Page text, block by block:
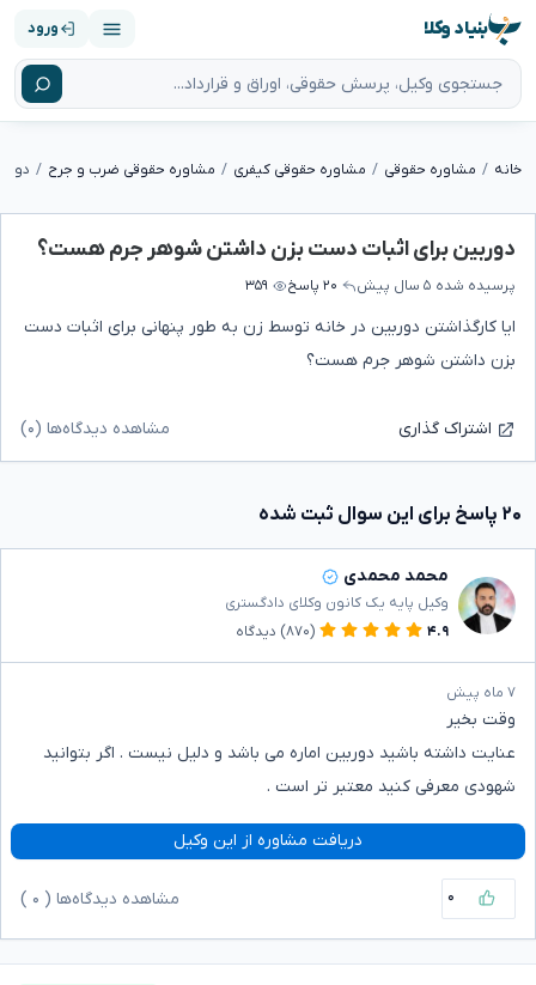
بنیاد وکلا ورود
خانه مشاوره حقوقی مشاوره حقوقی کیفری مشاوره حقوقی ضرب و جرح
دوربین برای اثبات دست بزن داشتن شوهر جرم هست؟
پرسیده شده ۵ سال پیش ۲۰ پاسخ ۳۵۹
ایا کارگذاشتن دوربین در خانه توسط زن به طور پنهانی برای اثبات دست
بزن داشتن شوهر جرم هست؟
اشتراک گذاری مشاهده دیدگاه‌ها (۰)
۲۰ پاسخ برای این سوال ثبت شده
محمد محمدی
وکیل پایه یک کانون وکلای دادگستری
۴.۹
(۸۷۰) دیدگاه
۷ ماه پیش
وقت بخیر
عنایت داشته باشید دوربین اماره می باشد و دلیل نیست . اگر بتوانید
شهودی معرفی کنید معتبر تر است .
دریافت مشاوره از این وکیل
۰ مشاهده دیدگاه‌ها ( ۰